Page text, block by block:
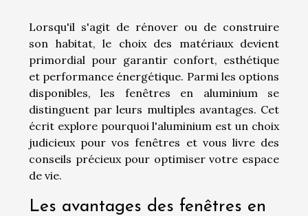
Lorsqu'il s'agit de rénover ou de construire
son habitat, le choix des matériaux devient
primordial pour garantir confort, esthétique
et performance énergétique. Parmi les options
disponibles, les fenêtres en aluminium se
distinguent par leurs multiples avantages. Cet
écrit explore pourquoi l'aluminium est un choix
judicieux pour vos fenêtres et vous livre des
conseils précieux pour optimiser votre espace
de vie.
Les avantages des fenêtres en